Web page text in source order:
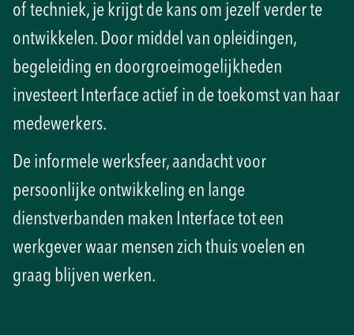
of techniek, je krijgt de kans om jezelf verder te
ontwikkelen. Door middel van opleidingen,
begeleiding en doorgroeimogelijkheden
investeert Interface actief in de toekomst van haar
medewerkers.
De informele werksfeer, aandacht voor
persoonlijke ontwikkeling en lange
dienstverbanden maken Interface tot een
werkgever waar mensen zich thuis voelen en
graag blijven werken.